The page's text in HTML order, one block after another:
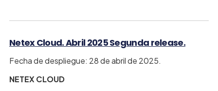
Netex Cloud. Abril 2025 Segunda release.
Fecha de despliegue: 28 de abril de 2025.
NETEX CLOUD